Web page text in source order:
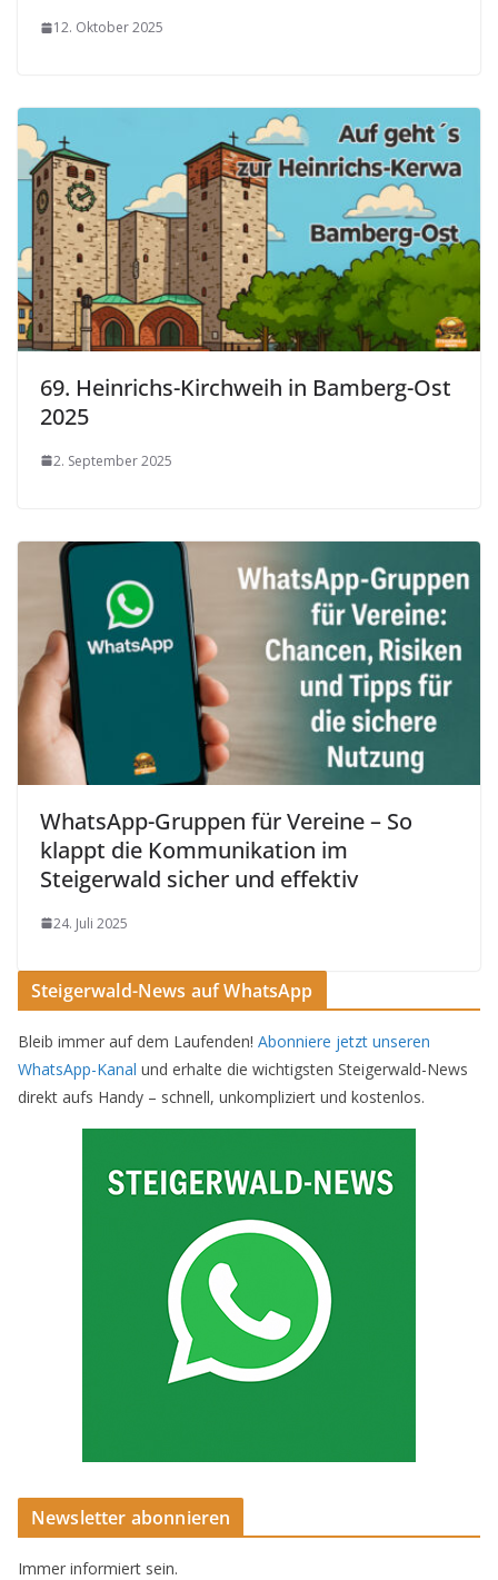
12. Oktober 2025
69. Heinrichs-Kirchweih in Bamberg-Ost
2025
2. September 2025
WhatsApp-Gruppen für Vereine – So
klappt die Kommunikation im
Steigerwald sicher und effektiv
24. Juli 2025
Steigerwald-News auf WhatsApp
Bleib immer auf dem Laufenden! Abonniere jetzt unseren
WhatsApp-Kanal und erhalte die wichtigsten Steigerwald-News
direkt aufs Handy – schnell, unkompliziert und kostenlos.
Newsletter abonnieren
Immer informiert sein.